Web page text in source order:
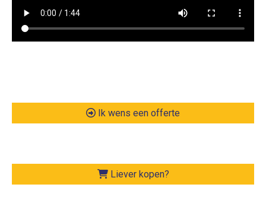
Ik wens een offerte
Liever kopen?